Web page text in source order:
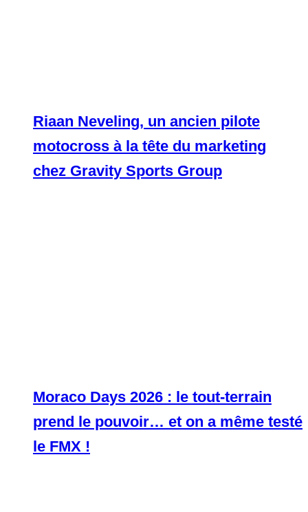
Riaan Neveling, un ancien pilote
motocross à la tête du marketing
chez Gravity Sports Group
Moraco Days 2026 : le tout-terrain
prend le pouvoir… et on a même testé
le FMX !